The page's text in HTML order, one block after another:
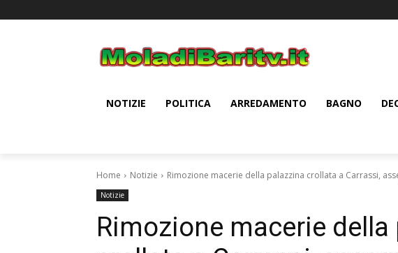
NOTIZIE POLITICA ARREDAMENTO BAGNO
Home Notizie Rimozione macerie della palazzina crollata a Carrassi,
Notizie
Rimozione macerie della